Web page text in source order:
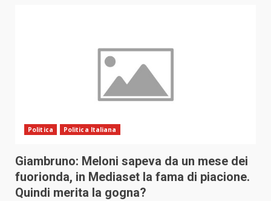
Politica Politica Italiana
Giambruno: Meloni sapeva da un mese dei
fuorionda, in Mediaset la fama di piacione.
Quindi merita la gogna?